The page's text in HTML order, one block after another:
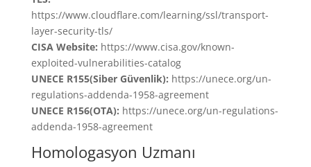
https://www.cloudflare.com/learning/ssl/transport-
layer-security-tls/
CISA Website: https://www.cisa.gov/known-
exploited-vulnerabilities-catalog
UNECE R155(Siber Güvenlik): https://unece.org/un-
regulations-addenda-1958-agreement
UNECE R156(OTA): https://unece.org/un-regulations-
addenda-1958-agreement
Homologasyon Uzmanı